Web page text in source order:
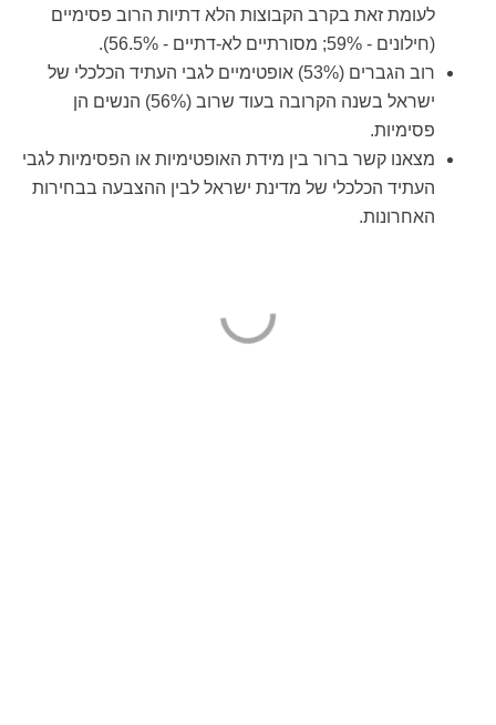
לעומת זאת בקרב הקבוצות הלא דתיות הרוב פסימיים
(חילונים - 59%; מסורתיים לא-דתיים - 56.5%).
רוב הגברים (53%) אופטימיים לגבי העתיד הכלכלי של
ישראל בשנה הקרובה בעוד שרוב (56%) הנשים הן
פסימיות.
מצאנו קשר ברור בין מידת האופטימיות או הפסימיות לגבי
העתיד הכלכלי של מדינת ישראל לבין ההצבעה בבחירות
האחרונות.